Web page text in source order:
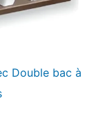
Double bac à